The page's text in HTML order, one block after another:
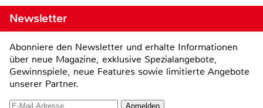
Newsletter
Abonniere den Newsletter und erhalte Informationen
über neue Magazine, exklusive Spezialangebote,
Gewinnspiele, neue Features sowie limitierte Angebote
unserer Partner.